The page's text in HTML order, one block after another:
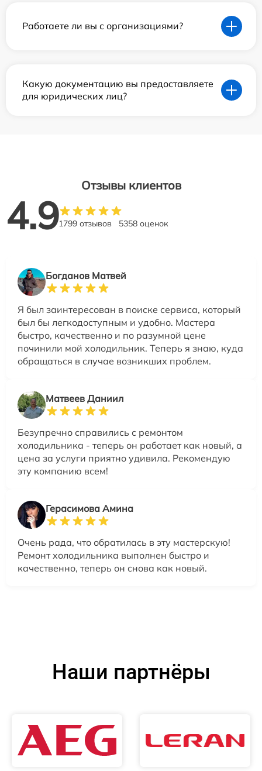
Работаете ли вы с организациями?
Какую документацию вы предоставляете
для юридических лиц?
Отзывы клиентов
4.91799 отзывов 5358 оценок
Богданов Матвей
Я был заинтересован в поиске сервиса, который
был бы легкодоступным и удобно. Мастера
быстро, качественно и по разумной цене
починили мой холодильник. Теперь я знаю, куда
обращаться в случае возникших проблем.
Матвеев Даниил
Безупречно справились с ремонтом
холодильника - теперь он работает как новый, а
цена за услуги приятно удивила. Рекомендую
эту компанию всем!
Герасимова Амина
Очень рада, что обратилась в эту мастерскую!
Ремонт холодильника выполнен быстро и
качественно, теперь он снова как новый.
Наши партнёры